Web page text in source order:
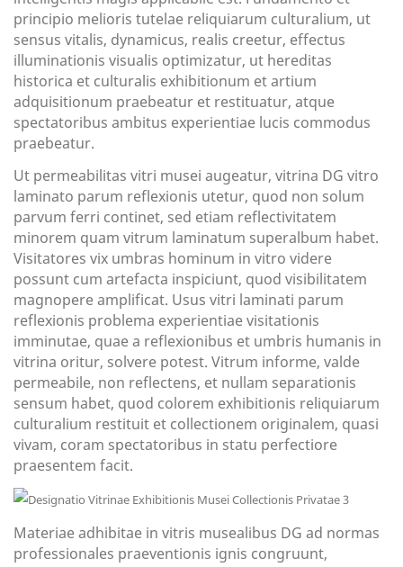
principio melioris tutelae reliquiarum culturalium, ut
sensus vitalis, dynamicus, realis creetur, effectus
illuminationis visualis optimizatur, ut hereditas
historica et culturalis exhibitionum et artium
adquisitionum praebeatur et restituatur, atque
spectatoribus ambitus experientiae lucis commodus
praebeatur.
Ut permeabilitas vitri musei augeatur, vitrina DG vitro
laminato parum reflexionis utetur, quod non solum
parvum ferri continet, sed etiam reflectivitatem
minorem quam vitrum laminatum superalbum habet.
Visitatores vix umbras hominum in vitro videre
possunt cum artefacta inspiciunt, quod visibilitatem
magnopere amplificat. Usus vitri laminati parum
reflexionis problema experientiae visitationis
imminutae, quae a reflexionibus et umbris humanis in
vitrina oritur, solvere potest. Vitrum informe, valde
permeabile, non reflectens, et nullam separationis
sensum habet, quod colorem exhibitionis reliquiarum
culturalium restituit et collectionem originalem, quasi
vivam, coram spectatoribus in statu perfectiore
praesentem facit.
Materiae adhibitae in vitris musealibus DG ad normas
professionales praeventionis ignis congruunt,